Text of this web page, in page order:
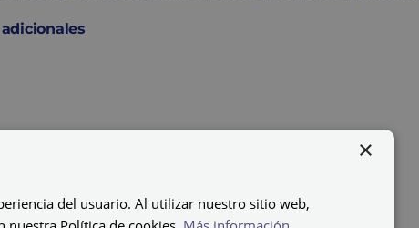
×
del usuario. Al utilizar nuestro sitio web,